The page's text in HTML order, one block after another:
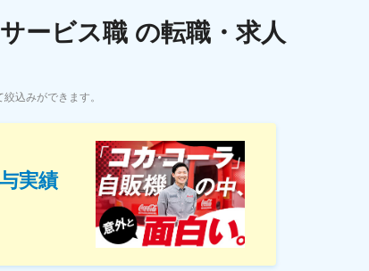
転職フェア
ービス職 の転職・求人
込みができます。
実績